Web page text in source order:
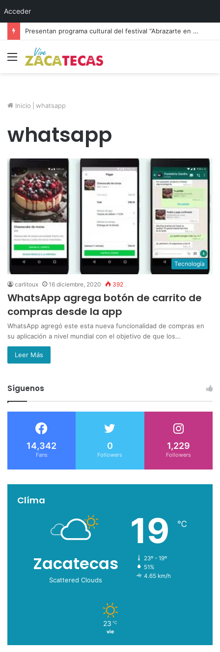
Acceder
Presentan programa cultural del festival “Abrazarte en Navidad”
Menú
Inicio whatsapp
whatsapp
Tecnología
carlitoux 16 diciembre, 2020 392
WhatsApp agrega botón de carrito de
compras desde la app
WhatsApp agregó este esta nueva funcionalidad de compras en
su aplicación a nivel mundial con el objetivo de que los…
Leer Más
Síguenos
14,342
Fans
0
Followers
1,229
Followers
Clíma
Zacatecas
Scattered Clouds
19 ℃
23º - 19º
51%
4.65 km/h
23 ℃
vie